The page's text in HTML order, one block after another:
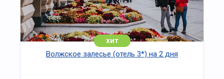
хит
Волжское залесье (отель 3*) на 2 дня